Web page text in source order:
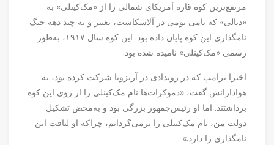
مرتفع‌ترین کوه قاره آمریکای شمالی را از «مک‌کینلی» به
«دنالی» که نامی بومی در آلاسکاست، تغییر و به چند دهه جنگ
نامگذاری این کوه پایان داده بود. این کوه سال ۱۹۱۷، به‌طور
رسمی «مک‌کینلی» نامیده شده بود.
اخیرا ترامپ که در رویدادی در آریزونا شرکت کرده بود، به
هوادارانش گفت، «دموکرات‌ها نام مک‌کینلی را از روی این کوه
برداشتند. اما او رئیس‌جمهور بزرگی بود و به‌محض تشکیل
دولت من، نام مک‌کینلی را برمی‌گردانم، چراکه او لیاقت این
نامگذاری را دارد.»